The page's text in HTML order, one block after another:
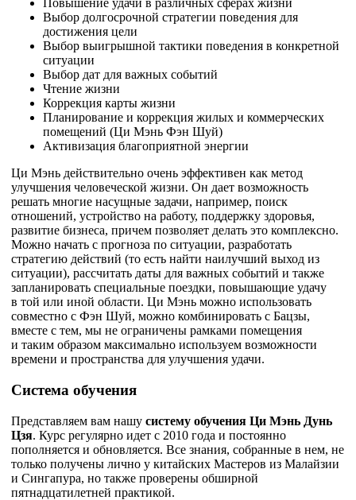
Повышение удачи в различных сферах жизни
Выбор долгосрочной стратегии поведения для
достижения цели
Выбор выигрышной тактики поведения в конкретной
ситуации
Выбор дат для важных событий
Чтение жизни
Коррекция карты жизни
Планирование и коррекция жилых и коммерческих
помещений (Ци Мэнь Фэн Шуй)
Активизация благоприятной энергии
Ци Мэнь действительно очень эффективен как метод
улучшения человеческой жизни. Он дает возможность
решать многие насущные задачи, например, поиск
отношений, устройство на работу, поддержку здоровья,
развитие бизнеса, причем позволяет делать это комплексно.
Можно начать с прогноза по ситуации, разработать
стратегию действий (то есть найти наилучший выход из
ситуации), рассчитать даты для важных событий и также
запланировать специальные поездки, повышающие удачу
в той или иной области. Ци Мэнь можно использовать
совместно с Фэн Шуй, можно комбинировать с Бацзы,
вместе с тем, мы не ограничены рамками помещения
и таким образом максимально используем возможности
времени и пространства для улучшения удачи.
Система обучения
Представляем вам нашу систему обучения Ци Мэнь Дунь
Цзя. Курс регулярно идет с 2010 года и постоянно
пополняется и обновляется. Все знания, собранные в нем, не
только получены лично у китайских Мастеров из Малайзии
и Сингапура, но также проверены обширной
пятнадцатилетней практикой.